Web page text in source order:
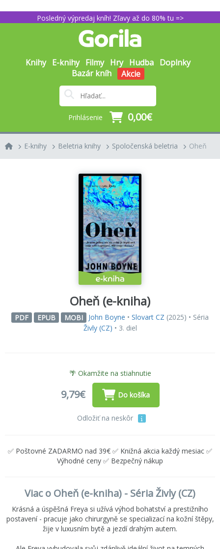
Posledný výpredaj kníh! Zľavy až do 80% tu =>
Knihy E-knihy Filmy Hry Hudba Doplnky
Bazár kníh
Akcie
Prihlásenie 0,00€
E-knihy Beletria knihy Spoločenská beletria Oheň
Oheň (e-kniha)
PDF EPUB MOBI John Boyne • Slovart CZ (2025) • Séria
Živly (CZ) • 3. diel
🌴 Okamžite na stiahnutie
9,79€ Do košíka
Odložiť na neskôr
✅ Poštovné ZADARMO nad 39€ ✅ Knižná akcia každý mesiac ✅
Výhodné ceny ✅ Bezpečný nákup
Viac o Oheň (e-kniha) - Séria Živly (CZ)
Krásná a úspěšná Freya si užívá výhod bohatství a prestižního
postavení - pracuje jako chirurgyně se specializací na kožní štěpy,
žije v luxusním bytě a jezdí drahým autem.